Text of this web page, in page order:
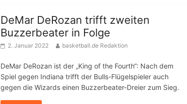
DeMar DeRozan trifft zweiten
Buzzerbeater in Folge
2. Januar 2022 basketball.de Redaktion
DeMar DeRozan ist der „King of the Fourth“: Nach dem
Spiel gegen Indiana trifft der Bulls-Flügelspieler auch
gegen die Wizards einen Buzzerbeater-Dreier zum Sieg.